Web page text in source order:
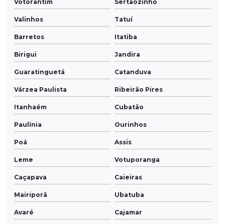
Votorantim Sertãozinho
Valinhos Tatuí
Barretos Itatiba
Birigui Jandira
Guaratinguetá Catanduva
Várzea Paulista Ribeirão Pires
Itanhaém Cubatão
Paulínia Ourinhos
Poá Assis
Leme Votuporanga
Caçapava Caieiras
Mairiporã Ubatuba
Avaré Cajamar